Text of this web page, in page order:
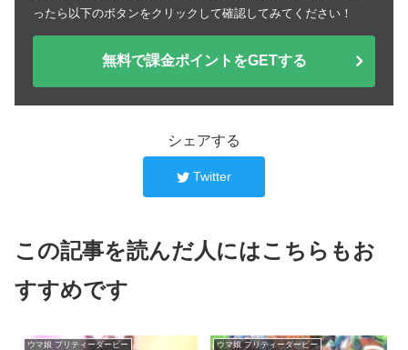
ったら以下のボタンをクリックして確認してみてください！
無料で課金ポイントをGETする
シェアする
Twitter
この記事を読んだ人にはこちらもお
すすめです
ウマ娘 プリティーダービー ウマ娘 プリティーダービー